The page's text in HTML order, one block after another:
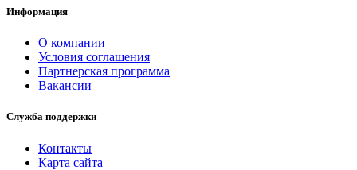
Информация
О компании
Условия соглашения
Партнерская программа
Вакансии
Служба поддержки
Контакты
Карта сайта